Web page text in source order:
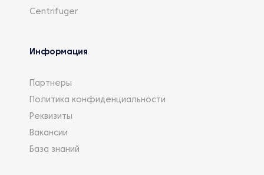
Centrifuger
Информация
Партнеры
Политика конфиденциальности
Реквизиты
Вакансии
База знаний